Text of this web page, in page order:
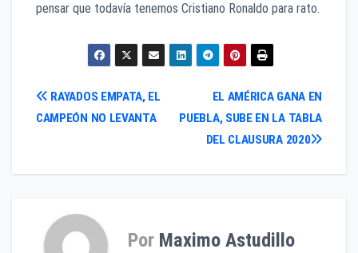
pensar que todavía tenemos Cristiano Ronaldo para rato.
Navegación
entradas
EL AMÉRICA GANA EN
PUEBLA, SUBE EN LA TABLA
DEL CLAUSURA 2020
RAYADOS EMPATA, EL
CAMPEÓN NO LEVANTA
Por Maximo Astudillo